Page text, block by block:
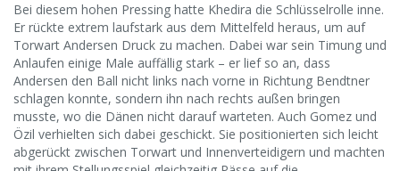
Bei diesem hohen Pressing hatte Khedira die Schlüsselrolle inne.
Er rückte extrem laufstark aus dem Mittelfeld heraus, um auf
Torwart Andersen Druck zu machen. Dabei war sein Timung und
Anlaufen einige Male auffällig stark – er lief so an, dass
Andersen den Ball nicht links nach vorne in Richtung Bendtner
schlagen konnte, sondern ihn nach rechts außen bringen
musste, wo die Dänen nicht darauf warteten. Auch Gomez und
Özil verhielten sich dabei geschickt. Sie positionierten sich leicht
abgerückt zwischen Torwart und Innenverteidigern und machten